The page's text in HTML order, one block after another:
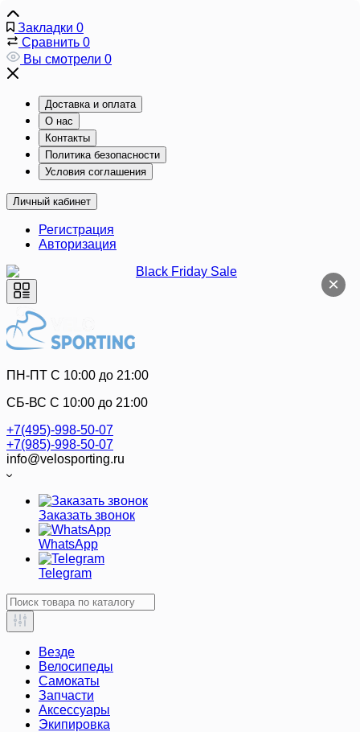
Закладки 0
Сравнить 0
Вы смотрели 0
Доставка и оплата
О нас
Контакты
Политика безопасности
Условия соглашения
Личный кабинет
Регистрация
Авторизация
×
ПН-ПТ C 10:00 до 21:00
СБ-ВС С 10:00 до 21:00
+7(495)-998-50-07
+7(985)-998-50-07
info@velosporting.ru
Заказать звонок
WhatsApp
Telegram
Везде
Велосипеды
Самокаты
Запчасти
Аксессуары
Экипировка